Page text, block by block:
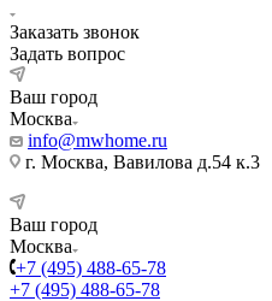
Заказать звонок
Задать вопрос
Ваш город
Москва
info@mwhome.ru
г. Москва, Вавилова д.54 к.3
Ваш город
Москва
+7 (495) 488-65-78
+7 (495) 488-65-78